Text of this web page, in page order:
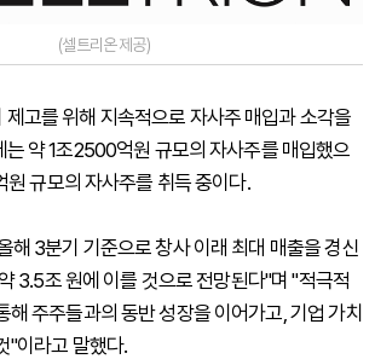
(셀트리온 제공)
고를 위해 지속적으로 자사주 매입과 소각을
는 약 1조2500억원 규모의 자사주를 매입했으
규모의 자사주를 취득 중이다.
해 3분기 기준으로 창사 이래 최대 매출을 경신
3.5조 원에 이를 것으로 전망된다"며 "적극적
해 주주들과의 동반 성장을 이어가고, 기업 가치
"이라고 말했다.